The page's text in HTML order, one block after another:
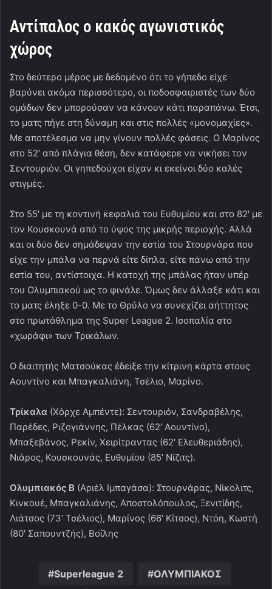
Αντίπαλος ο κακός αγωνιστικός
χώρος
Στο δεύτερο μέρος με δεδομένο ότι το γήπεδο είχε
βαρύνει ακόμα περισσότερο, οι ποδοσφαιριστές των δύο
ομάδων δεν μπορούσαν να κάνουν κάτι παραπάνω. Έτσι,
το ματς πήγε στη δύναμη και στις πολλές «μονομαχίες».
Με αποτέλεσμα να μην γίνουν πολλές φάσεις. Ο Μαρίνος
στο 52′ από πλάγια θέση, δεν κατάφερε να νικήσει τον
Σεντουριόν. Οι γηπεδούχοι είχαν κι εκείνοι δύο καλές
στιγμές.
Στο 55′ με τη κοντινή κεφαλιά του Ευθυμίου και στο 82′ με
τον Κουσκουνά από το ύψος της μικρής περιοχής. Αλλά
και οι δύο δεν σημάδεψαν την εστία του Στουρνάρα που
είχε την μπάλα να περνά είτε δίπλα, είτε πάνω από την
εστία του, αντίστοιχα. Η κατοχή της μπάλας ήταν υπέρ
του Ολυμπιακού ως το φινάλε. Όμως δεν άλλαξε κάτι και
το ματς έληξε 0-0. Με το Θρύλο να συνεχίζει αήττητος
στο πρωτάθλημα της Super League 2. Ισοπαλία στο
«χωράφι» των Τρικάλων.
Ο διαιτητής Ματσούκας έδειξε την κίτρινη κάρτα στους
Αουντίνο και Μπαγκαλιάνη, Τσέλιο, Μαρίνο.
Τρίκαλα (Χόρχε Αμπέντε): Σεντουριόν, Σανδραβέλης,
Παρέδες, Ριζογιάννης, Πέλκας (62′ Αουντίνο),
Μπαξεβάνος, Ρεκίν, Χειρίτραντας (62′ Ελευθεριάδης),
Νιάρος, Κουσκουνάς, Ευθυμίου (85′ Νίζιτς).
Ολυμπιακός Β (Αριέλ Ιμπαγάσα): Στουρνάρας, Νίκολιτς,
Κινκουέ, Μπαγκαλιάνης, Αποστολόπουλος, Ξενιτίδης,
Λιάτσος (73′ Τσέλιος), Μαρίνος (66′ Κίτσος), Ντόη, Κωστή
(80′ Σαπουντζής), Βοΐλης
Superleague 2 ΟΛΥΜΠΙΑΚΟΣ